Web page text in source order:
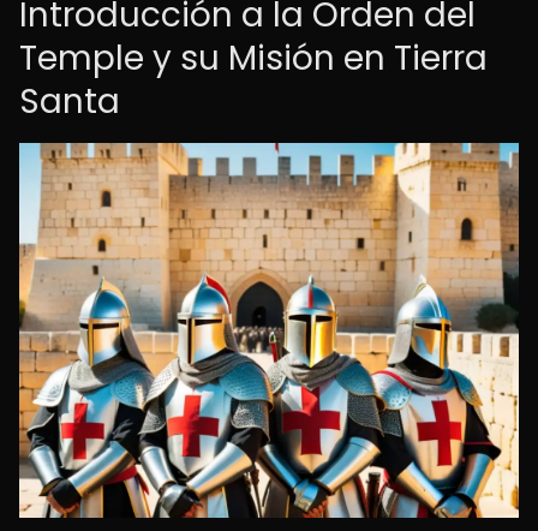
Introducción a la Orden del
Temple y su Misión en Tierra
Santa